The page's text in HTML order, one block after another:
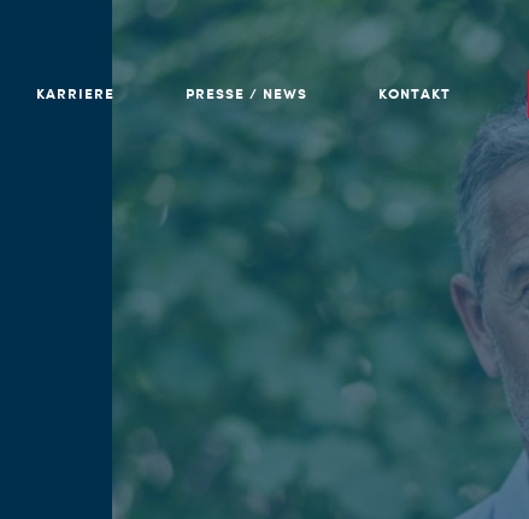
KARRIERE PRESSE / NEWS KONTAKT